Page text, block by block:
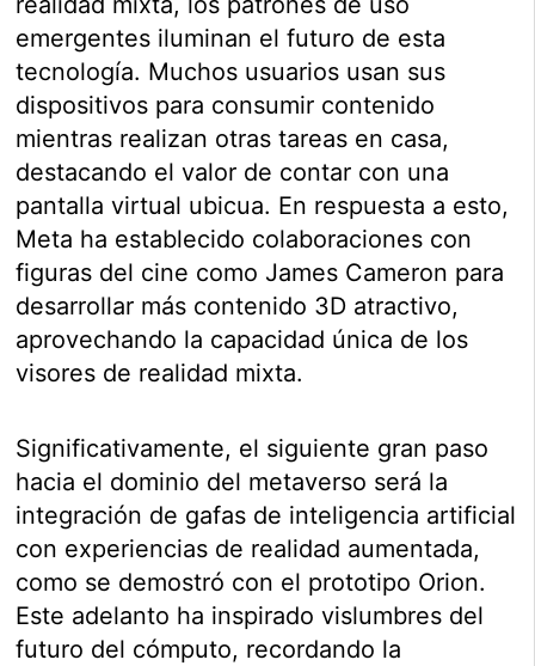
emergentes iluminan el futuro de esta
tecnología. Muchos usuarios usan sus
dispositivos para consumir contenido
mientras realizan otras tareas en casa,
destacando el valor de contar con una
pantalla virtual ubicua. En respuesta a esto,
Meta ha establecido colaboraciones con
figuras del cine como James Cameron para
desarrollar más contenido 3D atractivo,
aprovechando la capacidad única de los
visores de realidad mixta.
Significativamente, el siguiente gran paso
hacia el dominio del metaverso será la
integración de gafas de inteligencia artificial
con experiencias de realidad aumentada,
como se demostró con el prototipo Orion.
Este adelanto ha inspirado vislumbres del
futuro del cómputo, recordando la